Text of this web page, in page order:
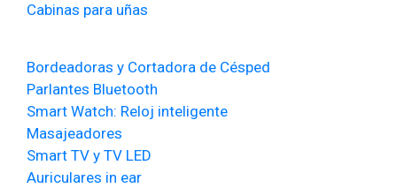
Cabinas para uñas
Bordeadoras y Cortadora de Césped
Parlantes Bluetooth
Smart Watch: Reloj inteligente
Masajeadores
Smart TV y TV LED
Auriculares in ear